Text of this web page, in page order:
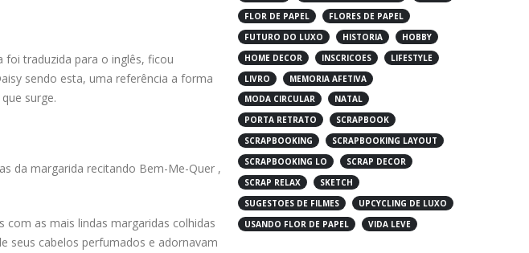
foi traduzida para o inglês, ficou
sendo esta, uma referência a forma
surge.
da margarida recitando Bem-Me-Quer ,
as mais lindas margaridas colhidas
seus cabelos perfumados e adornavam
FLOR DE PAPEL
FLORES DE PAPEL
FUTURO DO LUXO
HISTORIA
HOBBY
HOME DECOR
INSCRICOES
LIFESTYLE
LIVRO
MEMORIA AFETIVA
MODA CIRCULAR
NATAL
PORTA RETRATO
SCRAPBOOK
SCRAPBOOKING
SCRAPBOOKING LAYOUT
SCRAPBOOKING LO
SCRAP DECOR
SCRAP RELAX
SKETCH
SUGESTOES DE FILMES
UPCYCLING DE LUXO
USANDO FLOR DE PAPEL
VIDA LEVE